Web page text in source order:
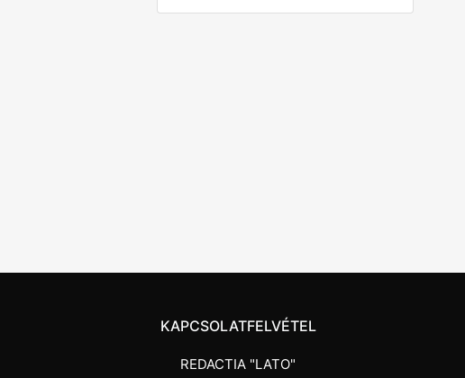
KAPCSOLATFELVÉTEL
REDACTIA "LATO"